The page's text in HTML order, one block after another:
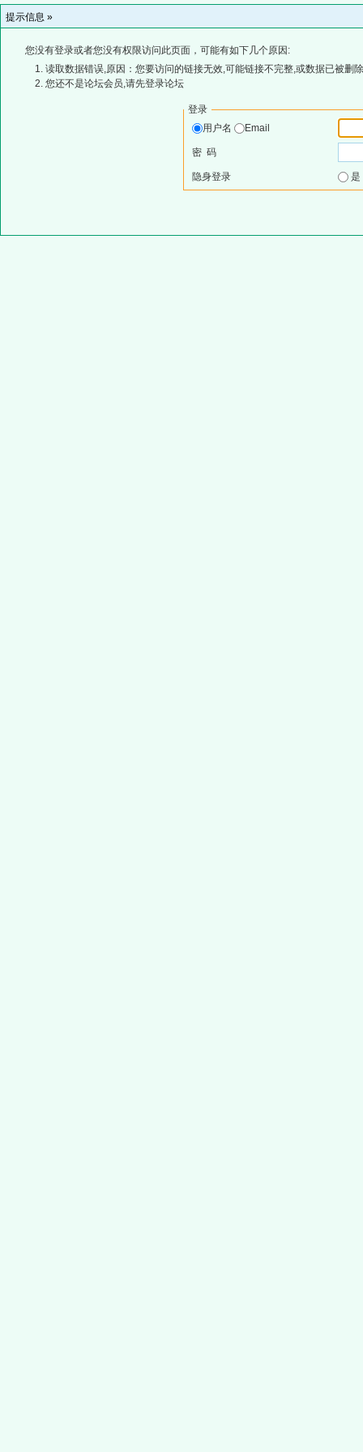
提示信息 »
您没有登录或者您没有权限访问此页面，可能有如下几个原因:
读取数据错误,原因：您要访问的链接无效,可能链接不完整,或数据已被删
您还不是论坛会员,请先登录论坛
登录
用户名
Email
密 码
隐身登录